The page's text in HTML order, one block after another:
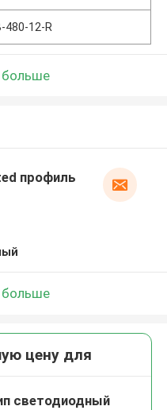
480-12-R
больше
профиль
больше
цену для
светодиодный